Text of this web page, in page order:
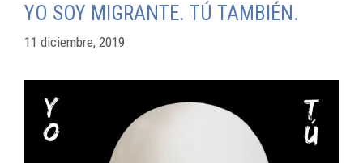
YO SOY MIGRANTE. TÚ TAMBIÉN.
11 diciembre, 2019